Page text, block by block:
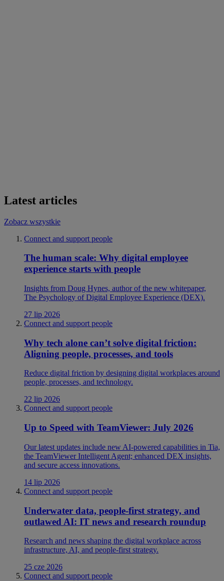
Latest articles
Zobacz wszystkie
Connect and support people
The human scale: Why digital employee
experience starts with people
Insights from Doug Hynes, author of the new whitepaper,
The Psychology of Digital Employee Experience (DEX).
27 lip 2026
Connect and support people
Why tech alone can’t solve digital friction:
Aligning people, processes, and tools
Reduce digital friction by designing digital workplaces around
people, processes, and technology.
22 lip 2026
Connect and support people
Up to Speed with TeamViewer: July 2026
Our latest updates include new AI-powered capabilities in Tia,
the TeamViewer Intelligent Agent; enhanced DEX insights,
and secure access innovations.
14 lip 2026
Connect and support people
Underwater data, people-first strategy, and
outlawed AI: IT news and research roundup
Research and news shaping the digital workplace across
infrastructure, AI, and people-first strategy.
25 cze 2026
Connect and support people